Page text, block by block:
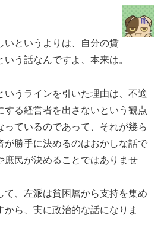
いというよりは、自分の賃
う話なんですよ、本来は。
いうラインを引いた理由は、不適
する経営者を出さないという観点
っているのであって、それが幾ら
が勝手に決めるのはおかしな話で
庶民が決めることではありませ
て、左派は貧困層から支持を集め
から、実に政治的な話になりま